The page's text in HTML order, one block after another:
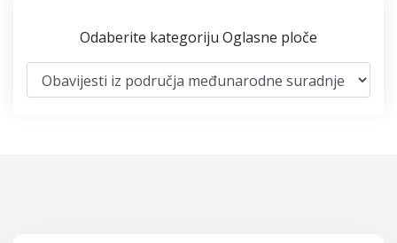
Odaberite kategoriju Oglasne ploče